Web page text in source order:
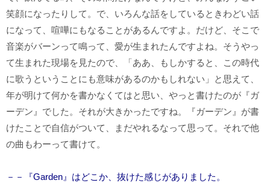
笑顔になったりして。で、いろんな話をしているときわどい話
になって、喧嘩にもなることがあるんですよ。だけど、そこで
音楽がバーンって鳴って、愛が生まれたんですよね。そうやっ
て生まれた現場を見たので、「ああ、もしかすると、この時代
に歌うということにも意味があるのかもしれない」と思えて、
年が明けて何かを書かなくてはと思い、やっと書けたのが『ガ
ーデン』でした。それが大きかったですね。『ガーデン』が書
けたことで自信がついて、まだやれるなって思って。それで他
の曲もわーって書けて。
－－『Garden』はどこか、抜けた感じがありました。